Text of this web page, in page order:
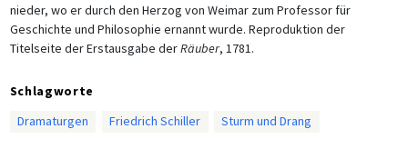
nieder, wo er durch den Herzog von Weimar zum Professor für
Geschichte und Philosophie ernannt wurde. Reproduktion der
Titelseite der Erstausgabe derRäuber, 1781.
Schlagworte
Dramaturgen
Friedrich Schiller Sturm und Drang